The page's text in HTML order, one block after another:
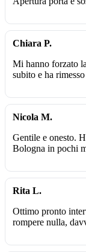
Chiara P.
Mi hanno forzato
subito e ha
Nicola M.
Gentile e onesto.
Bologna in pochi
Rita L.
Ottimo pronto
rompere nulla,